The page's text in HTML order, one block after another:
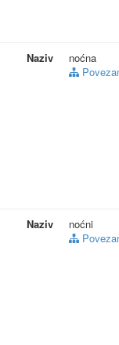
Naziv
noćna
Naziv
noćni